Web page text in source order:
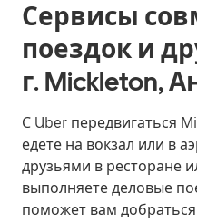
Сервисы
поездок и
г. Mickleton,
С Uber передвигаться
едете на вокзал или в
друзьями в ресторане
выполняете деловые
поможет вам